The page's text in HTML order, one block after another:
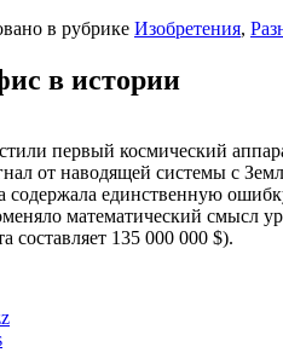
в рубрике Изобретения,
в истории
первый космический
от наводящей системы с
содержала единственную
математический смысл
составляет 135 000 000 $).